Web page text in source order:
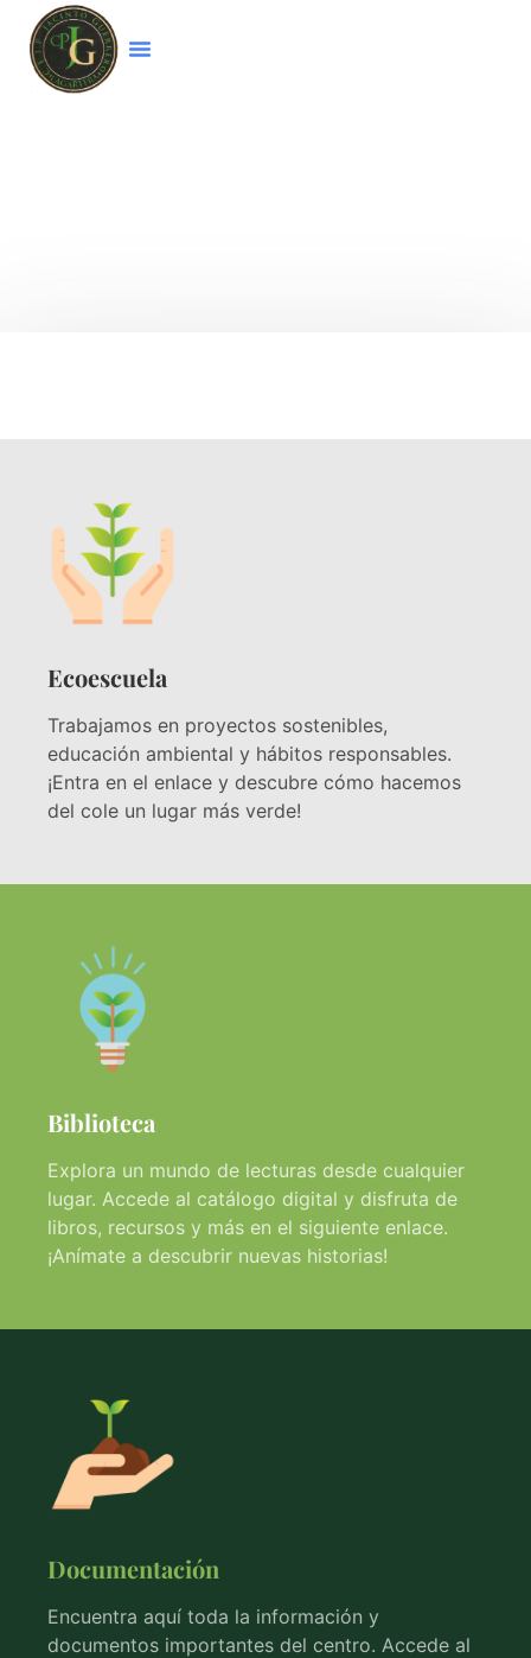
Ecoescuela
Trabajamos en proyectos sostenibles,
educación ambiental y hábitos responsables.
¡Entra en el enlace y descubre cómo hacemos
del cole un lugar más verde!
Biblioteca
Explora un mundo de lecturas desde cualquier
lugar. Accede al catálogo digital y disfruta de
libros, recursos y más en el siguiente enlace.
¡Anímate a descubrir nuevas historias!
Documentación
Encuentra aquí toda la información y
documentos importantes del centro. Accede al